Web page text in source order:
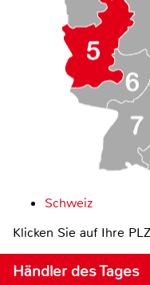
Schweiz
Klicken Sie auf Ihre
Händler des Tages